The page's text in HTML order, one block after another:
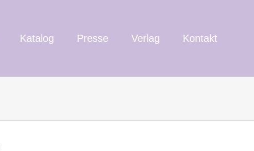
Katalog Presse Verlag Kontakt